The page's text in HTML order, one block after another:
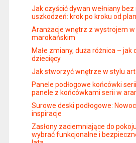
Jak czyścić dywan wełniany bez
uszkodzeń: krok po kroku od
Aranżacje wnętrz z wystrojem w
marokańskim
Małe zmiany, duża różnica – jak
dziecięcy
Jak stworzyć wnętrze w stylu art
Panele podłogowe końcówki
panele z końcówkami serii w
Surowe deski podłogowe:
inspiracje
Zasłony zaciemniające do
wybrać funkcjonalne i